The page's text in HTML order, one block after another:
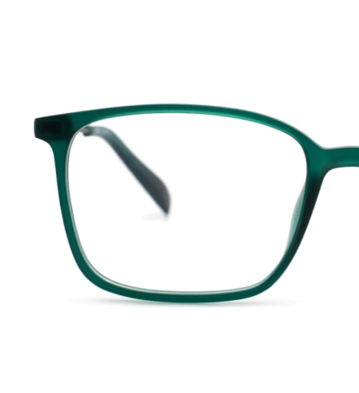
135 mm
Ширина
38 mm
Высота линзы Ширина линзы